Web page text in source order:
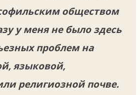
обществом
у меня не было здесь
проблем на
языковой,
религиозной почве.